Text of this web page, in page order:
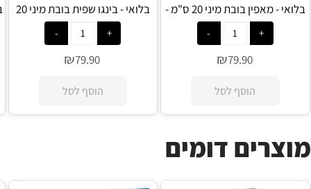
בלואי - בינגו שפית בובת מיני 20
ס"מ - Moosetoys
₪79.90
הוסף לסל
בלואי - מאפין בובת מיני 20 ס"מ -
Moosetoys
₪79.90
הוסף לסל
מוצרים דומים